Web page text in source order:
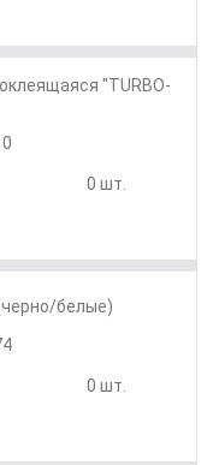
"TURBO-
0 шт.
белые)
0 шт.